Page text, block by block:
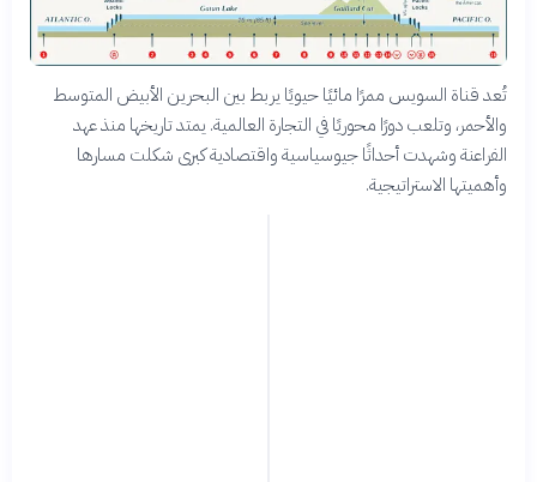
تُعد قناة السويس ممرًا مائيًا حيويًا يربط بين البحرين الأبيض المتوسط
والأحمر، وتلعب دورًا محوريًا في التجارة العالمية. يمتد تاريخها منذ عهد
الفراعنة وشهدت أحداثًا جيوسياسية واقتصادية كبرى شكلت مسارها
وأهميتها الاستراتيجية.